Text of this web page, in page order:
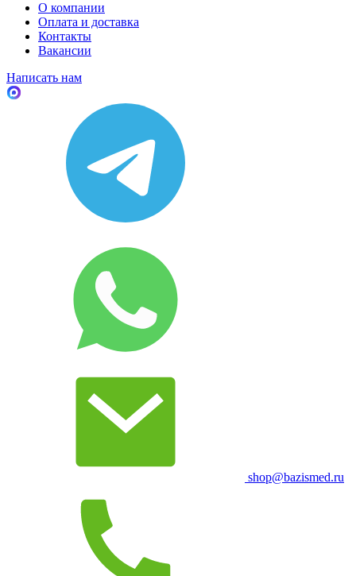
О компании
Оплата и доставка
Контакты
Вакансии
Написать нам
shop@bazismed.ru